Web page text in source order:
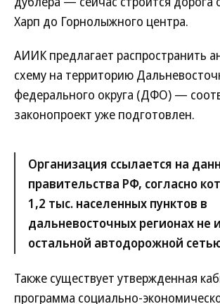
Харп до Горнолыжного центра.
АИИК предлагает распространить
схему на территорию
федерального округа (ДФО) —
законопроект уже подготовлен.
Организация ссылается на
правительства РФ, согласно
1,2 тыс. населенных пунктов в
дальневосточных регионах не
остальной автодорожной
Также существует утвержденная
программа социально-